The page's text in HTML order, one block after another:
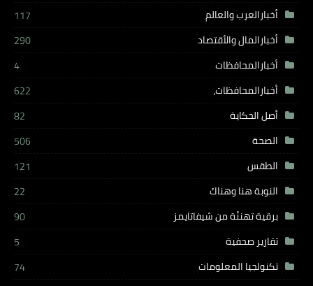
أخبارالعرب والعالم
117
أخبارالمال والأقتصاد
290
أخبارالمحافظات
4
أخبارالمحافظات،
622
أصل الحكاية
82
الصحة
506
الطقس
121
النوبة هنا وهناك
22
برقية تهنئة من شيفاتايمز
90
تقارير صحفية
5
تكنولجيا المعلومات
74